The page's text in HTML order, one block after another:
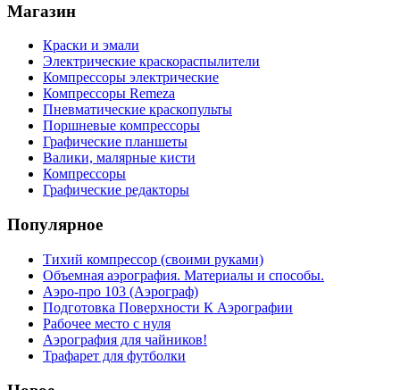
Магазин
Краски и эмали
Электрические краскораспылители
Компрессоры электрические
Компрессоры Remeza
Пневматические краскопульты
Поршневые компрессоры
Графические планшеты
Валики, малярные кисти
Компрессоры
Графические редакторы
Популярное
Тихий компрессор (своими руками)
Объемная аэрография. Материалы и способы.
Аэро-про 103 (Аэрограф)
Подготовка Поверхности К Аэрографии
Рабочее место с нуля
Аэрография для чайников!
Трафарет для футболки